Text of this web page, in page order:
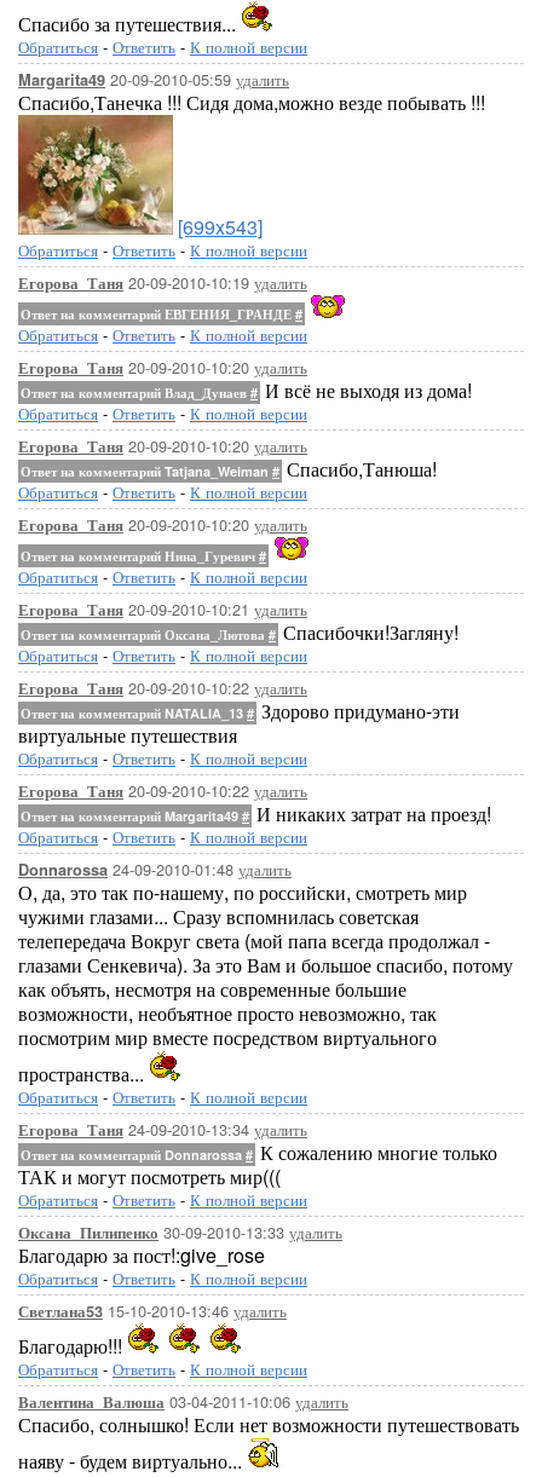
Спасибо за путешествия...
Обратиться - Ответить - К полной версии
Margarita49 20-09-2010-05:59 удалить
Спасибо,Танечка !!! Сидя дома,можно везде побывать !!!
[699x543]
Обратиться - Ответить - К полной версии
Егорова_Таня 20-09-2010-10:19 удалить
Ответ на комментарий ЕВГЕНИЯ_ГРАНДЕ #
Обратиться - Ответить - К полной версии
Егорова_Таня 20-09-2010-10:20 удалить
Ответ на комментарий Влад_Дунаев # И всё не выходя из дома!
Обратиться - Ответить - К полной версии
Егорова_Таня 20-09-2010-10:20 удалить
Ответ на комментарий Tatjana_Weiman # Спасибо,Танюша!
Обратиться - Ответить - К полной версии
Егорова_Таня 20-09-2010-10:20 удалить
Ответ на комментарий Нина_Гуревич #
Обратиться - Ответить - К полной версии
Егорова_Таня 20-09-2010-10:21 удалить
Ответ на комментарий Оксана_Лютова # Спасибочки!Загляну!
Обратиться - Ответить - К полной версии
Егорова_Таня 20-09-2010-10:22 удалить
Ответ на комментарий NATALIA_13 # Здорово придумано-эти
виртуальные путешествия
Обратиться - Ответить - К полной версии
Егорова_Таня 20-09-2010-10:22 удалить
Ответ на комментарий Margarita49 # И никаких затрат на проезд!
Обратиться - Ответить - К полной версии
Donnarossa 24-09-2010-01:48 удалить
О, да, это так по-нашему, по российски, смотреть мир
чужими глазами... Сразу вспомнилась советская
телепередача Вокруг света (мой папа всегда продолжал -
глазами Сенкевича). За это Вам и большое спасибо, потому
как объять, несмотря на современные большие
возможности, необъятное просто невозможно, так
посмотрим мир вместе посредством виртуального
пространства...
Обратиться - Ответить - К полной версии
Егорова_Таня 24-09-2010-13:34 удалить
Ответ на комментарий Donnarossa # К сожалению многие только
ТАК и могут посмотреть мир(((
Обратиться - Ответить - К полной версии
Оксана_Пилипенко 30-09-2010-13:33 удалить
Благодарю за пост!:give_rose
Обратиться - Ответить - К полной версии
Светлана53 15-10-2010-13:46 удалить
Благодарю!!!
Обратиться - Ответить - К полной версии
Валентина_Валюша 03-04-2011-10:06 удалить
Спасибо, солнышко! Если нет возможности путешествовать
наяву - будем виртуально...